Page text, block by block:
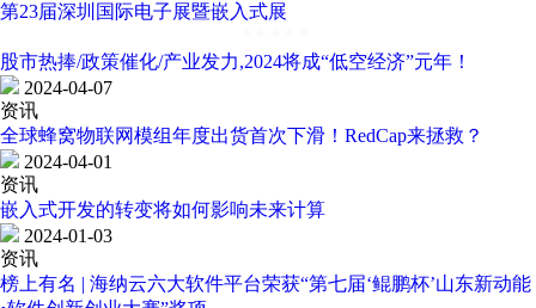
第23届深圳国际电子展暨嵌入式展
股市热捧/政策催化/产业发力,2024将成“低空经济”元年！
2024-04-07
资讯
全球蜂窝物联网模组年度出货首次下滑！RedCap来拯救？
2024-04-01
资讯
嵌入式开发的转变将如何影响未来计算
2024-01-03
资讯
榜上有名 | 海纳云六大软件平台荣获“第七届‘鲲鹏杯’山东新动能